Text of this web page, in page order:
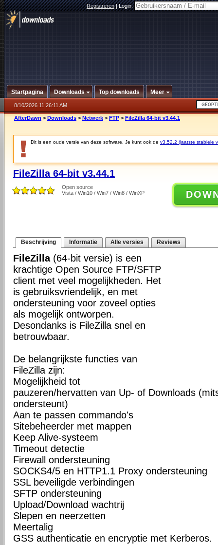
Registreren|Login:
Startpagina Downloads Top downloads Meer
8/10/2026 11:26:11 AM
AfterDawn > Downloads > Netwerk > FTP > FileZilla 64-bit v3.44.1
Dit is een oude versie van deze software. Je kunt ook de v3.52.2 (laatste stabiele
FileZilla 64-bit v3.44.1
Open source
Vista / Win10 / Win7 / Win8 / WinXP
Beschrijving Informatie Alle versies Reviews
FileZilla(64-bit versie) is een
krachtige Open Source FTP/SFTP
client met veel mogelijkheden. Het
is gebruiksvriendelijk, en met
ondersteuning voor zoveel opties
als mogelijk ontworpen.
Desondanks is FileZilla snel en
betrouwbaar.
De belangrijkste functies van
FileZilla zijn:
Mogelijkheid tot
pauzeren/hervatten van Up- of Downloads
ondersteunt)
Aan te passen commando's
Sitebeheerder met mappen
Keep Alive-systeem
Timeout detectie
Firewall ondersteuning
SOCKS4/5 en HTTP1.1 Proxy ondersteuning
SSL beveiligde verbindingen
SFTP ondersteuning
Upload/Download wachtrij
Slepen en neerzetten
Meertalig
GSS authenticatie en encryptie met Kerberos.